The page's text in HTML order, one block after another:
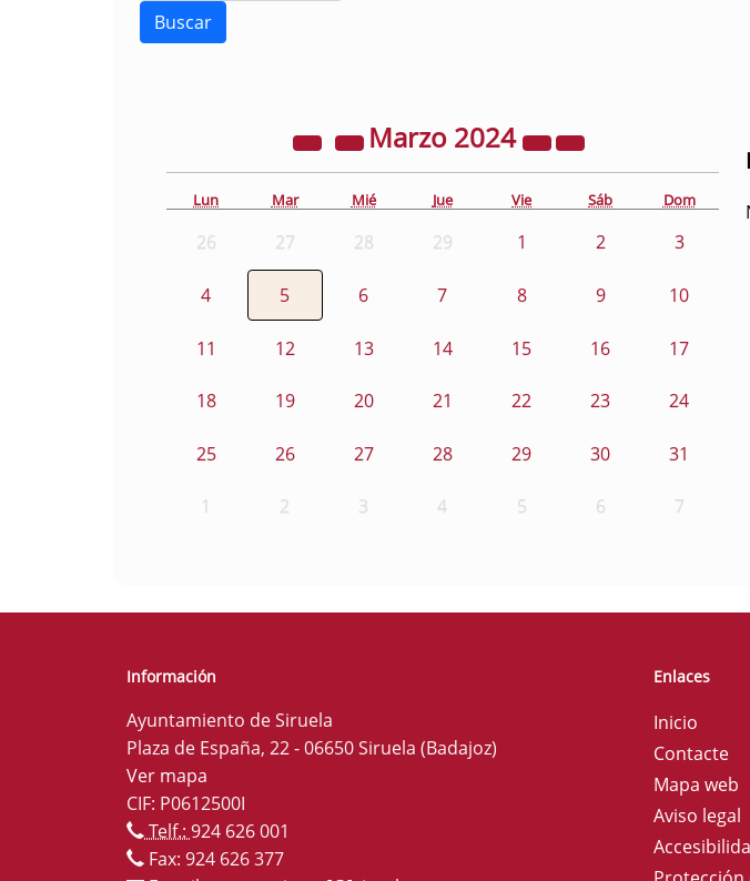
Marzo 2024
Lun Mar Mié Jue Vie Sáb Dom
26 27 28 29 1 2 3
4 5 6 7 8 9 10
11 12 13 14 15 16 17
18 19 20 21 22 23 24
25 26 27 28 29 30 31
1 2 3 4 5 6 7
Información
Ayuntamiento de Siruela
Plaza de España, 22 - 06650 Siruela (Badajoz)
Ver mapa
CIF: P0612500I
Telf.: 924 626 001
Fax: 924 626 377
Enlaces
Inicio
Contacte
Mapa web
Aviso legal